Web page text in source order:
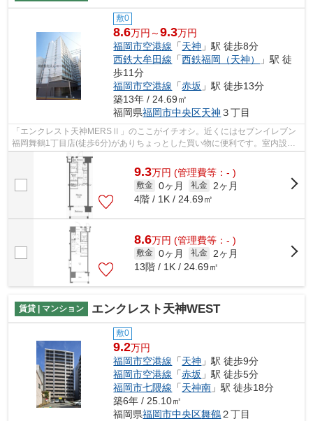
敷0
8.6万円～9.3万円
福岡市空港線 「天神 」駅 徒歩8分
西鉄大牟田線 「西鉄福岡（天神）
」駅 徒
歩11分
福岡市空港線 「赤坂 」駅 徒歩13分
築13年 / 24.69㎡
福岡県福岡市中央区天神 ３丁目
「エンクレスト天神MERSⅡ」のここがイチオシ。近くにはセブンイレブン
福岡舞鶴1丁目店(徒歩6分)がありちょっとした買い物に便利です。室内設備
はシステムキッチン・BS・エアコンなど...
9.3万円 (管理費等：- )
敷金 0ヶ月 礼金
2ヶ月
4階 / 1K / 24.69㎡
8.6万円 (管理費等：- )
敷金 0ヶ月 礼金
2ヶ月
13階 / 1K / 24.69㎡
賃貸 | マンション エンクレスト天神WEST
敷0
9.2万円
福岡市空港線 「天神 」駅 徒歩9分
福岡市空港線 「赤坂 」駅 徒歩5分
福岡市七隈線 「天神南 」駅 徒歩18分
築6年 / 25.10㎡
福岡県福岡市中央区舞鶴２丁目